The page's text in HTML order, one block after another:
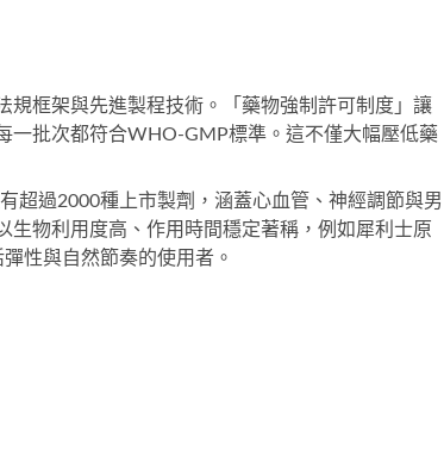
規框架與先進製程技術。「藥物強制許可制度」讓
一批次都符合WHO-GMP標準。這不僅大幅壓低藥
超過2000種上市製劑，涵蓋心血管、神經調節與男
生物利用度高、作用時間穩定著稱，例如犀利士原
性與自然節奏的使用者。